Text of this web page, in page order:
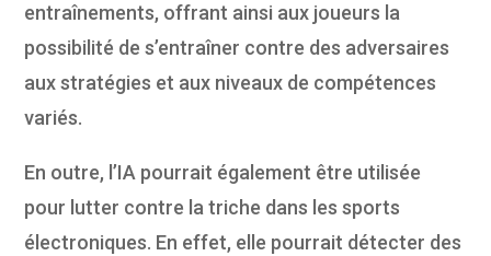
entraînements, offrant ainsi aux joueurs la
possibilité de s’entraîner contre des adversaires
aux stratégies et aux niveaux de compétences
variés.
En outre, l’IA pourrait également être utilisée
pour lutter contre la triche dans les sports
électroniques. En effet, elle pourrait détecter des